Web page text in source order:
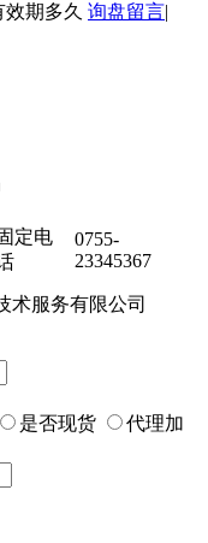
期多久 询盘留言|
定电
0755-
23345367
术服务有限公司
是否现货
代理加